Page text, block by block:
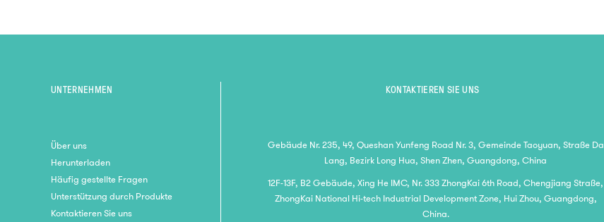
UNTERNEHMEN
Über uns
Herunterladen
Häufig gestellte Fragen
Unterstützung durch Produkte
Kontaktieren Sie uns
KONTAKTIEREN SIE UNS
Gebäude Nr. 235, 49, Queshan Yunfeng Road Nr. 3, Gemeinde Taoyuan, Straße Da
Lang, Bezirk Long Hua, Shen Zhen, Guangdong, China
12F-13F, B2 Gebäude, Xing He IMC, Nr. 333 ZhongKai 6th Road, Chengjiang Straße,
ZhongKai National Hi-tech Industrial Development Zone, Hui Zhou, Guangdong,
China.